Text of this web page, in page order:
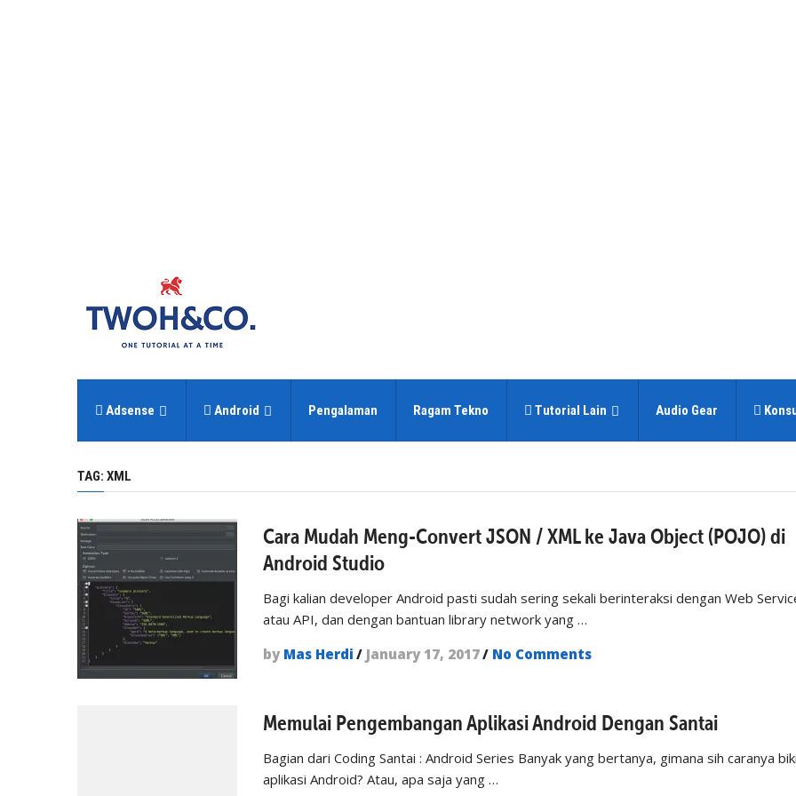
Adsense Android Pengalaman Ragam Tekno Tutorial Lain Audio Gear
TAG: XML
Cara Mudah Meng-Convert JSON / XML ke Java Object (POJO) di
Android Studio
Bagi kalian developer Android pasti sudah sering sekali berinteraksi dengan Web
atau API, dan dengan bantuan library network yang …
by Mas Herdi / January 17, 2017/ No Comments
Memulai Pengembangan Aplikasi Android Dengan Santai
Bagian dari Coding Santai : Android Series Banyak yang bertanya, gimana sih caranya
aplikasi Android? Atau, apa saja yang …